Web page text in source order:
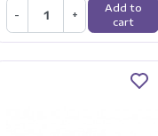
- +
Add to
cart